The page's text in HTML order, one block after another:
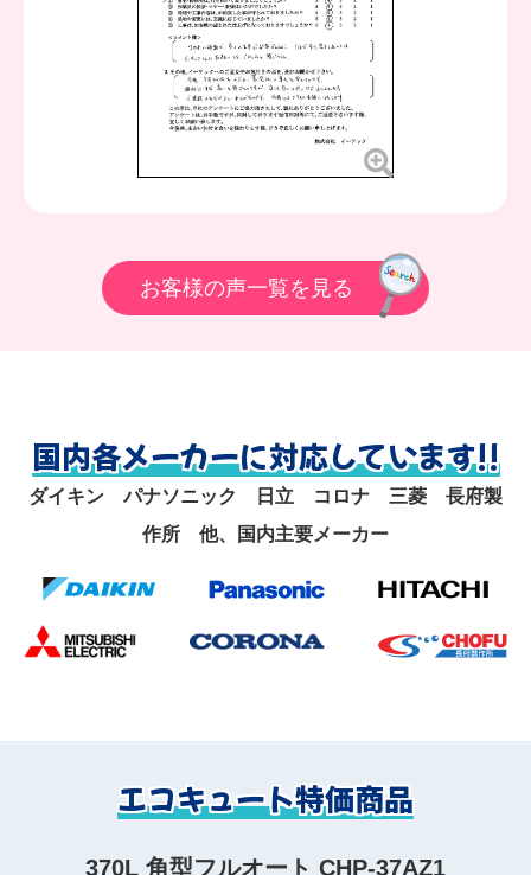
お客様の声一覧を見る
国内各メーカーに対応しています!!
ダイキン パナソニック 日立 コロナ 三菱 長府製
作所 他、国内主要メーカー
エコキュート特価商品
370L 角型フルオート CHP-37AZ1